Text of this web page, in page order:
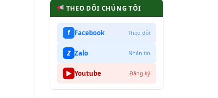
THEO DÕI CHÚNG TÔI
f Facebook Theo dõi
Z Zalo Nhắn tin
▶ Youtube Đăng ký